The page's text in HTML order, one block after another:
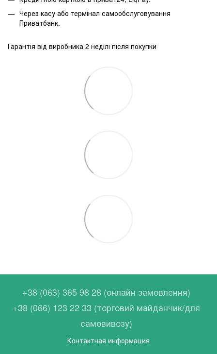
Через касу або термінал самообслуговування
Приватбанк.
Гарантія від виробника 2 неділі після покупки
+38 (063) 365 98 28 (онлайн замовлення)
+38 (066) 123 22 33 (торговий майданчик/для
самовивозу)
Контактная информация